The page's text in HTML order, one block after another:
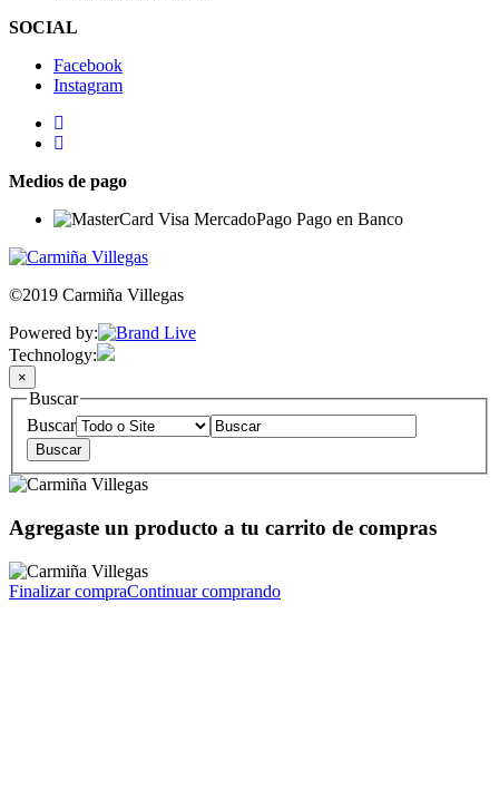
SOCIAL
Facebook
Instagram
Medios de pago
©2019 Carmiña Villegas
Powered by:
Technology:
×
Buscar
Buscar
Agregaste un producto a tu carrito de compras
Finalizar compraContinuar comprando